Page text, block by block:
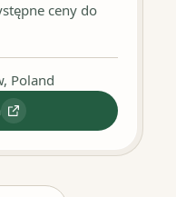
ceny do
Poland
Kebab & Falafel